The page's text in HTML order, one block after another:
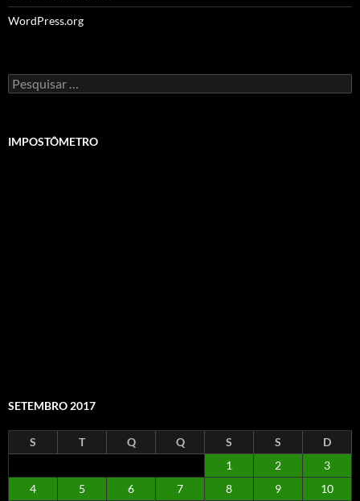
WordPress.org
Pesquisar
por:
IMPOSTÔMETRO
SETEMBRO 2017
S T Q Q S S
D
1
2
3
4
5 6 7 8 9
10